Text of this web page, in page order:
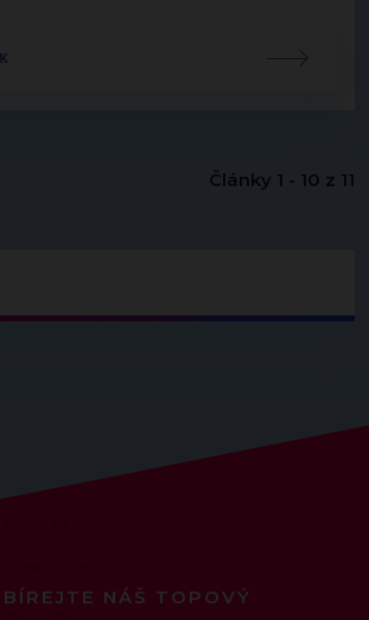
Články 1 - 10 z 11
NÁŠ TOPOVÝ